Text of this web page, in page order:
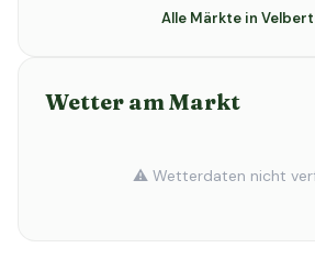
Alle Märkte in
Wetter am Markt
⚠️ Wetterdaten nicht